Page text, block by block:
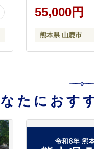
First【山鹿蒸溜所
[ZAZ005]
55,000円
熊本県 山鹿市
たにおす